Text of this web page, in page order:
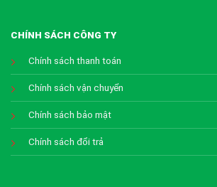
CHÍNH SÁCH CÔNG TY
Chính sách thanh toán
Chính sách vận chuyển
Chính sách bảo mật
Chính sách đổi trả